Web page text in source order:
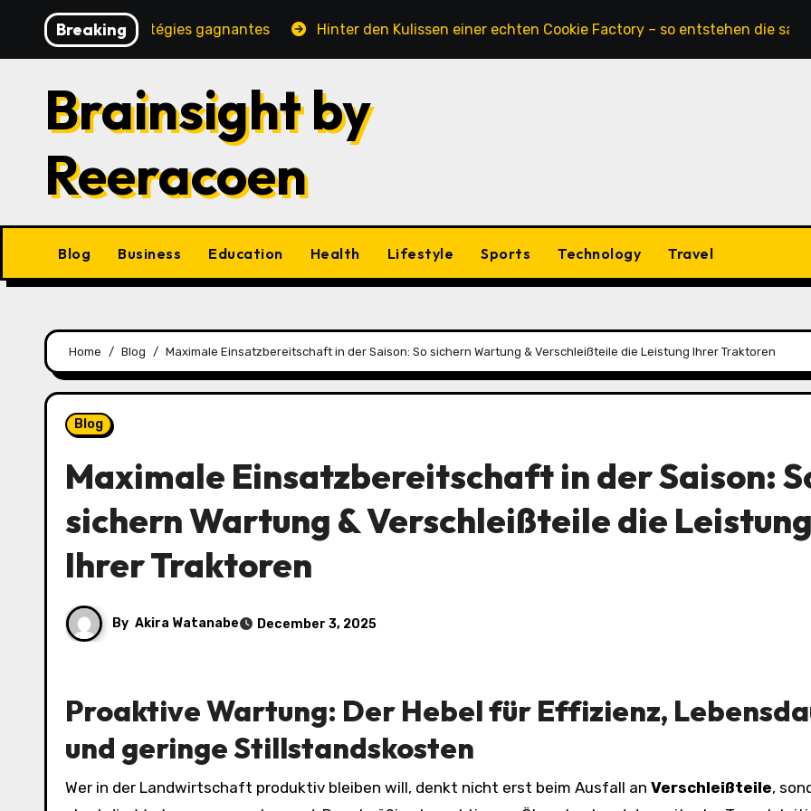
content
Breaking
jeux et stratégies gagnantes Hinter den Kulissen einer echten Cookie Factory – so entstehen die saftigsten
Brainsight by
Reeracoen
Blog Business Education Health Lifestyle Sports Technology Travel
Home Blog Maximale Einsatzbereitschaft in der Saison: So sichern Wartung & Verschleißteile die Leistung Ihrer Traktoren
Blog
Maximale Einsatzbereitschaft in der Saison:
sichern Wartung & Verschleißteile die Leistung
Ihrer Traktoren
By Akira Watanabe December 3, 2025
Proaktive Wartung: Der Hebel für Effizienz,
und geringe Stillstandskosten
Wer in der Landwirtschaft produktiv bleiben will, denkt nicht erst beim Ausfall an Verschleißteile,